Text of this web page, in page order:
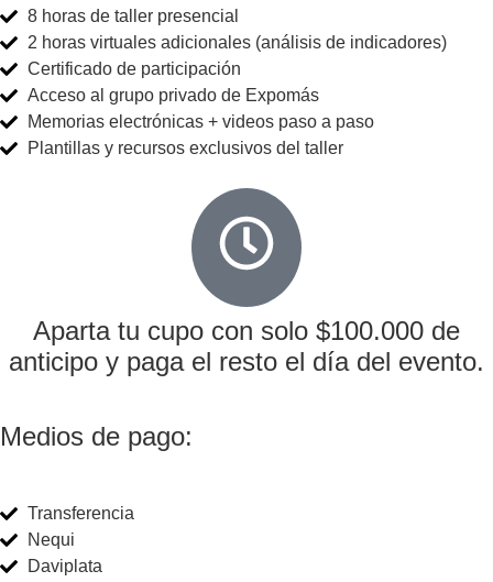
8 horas de taller presencial
2 horas virtuales adicionales (análisis de indicadores)
Certificado de participación
Acceso al grupo privado de Expomás
Memorias electrónicas + videos paso a paso
Plantillas y recursos exclusivos del taller
Aparta tu cupo con solo $100.000 de
anticipo y paga el resto el día del evento.
Medios de pago:
Transferencia
Nequi
Daviplata